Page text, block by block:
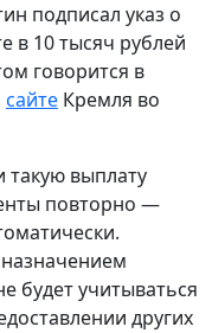
подписал указ о
в 10 тысяч рублей
говорится в
сайте Кремля во
такую выплату
повторно —
будет учитываться
других